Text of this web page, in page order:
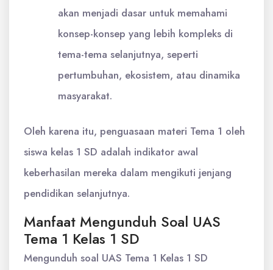
akan menjadi dasar untuk memahami
konsep-konsep yang lebih kompleks di
tema-tema selanjutnya, seperti
pertumbuhan, ekosistem, atau dinamika
masyarakat.
Oleh karena itu, penguasaan materi Tema 1 oleh
siswa kelas 1 SD adalah indikator awal
keberhasilan mereka dalam mengikuti jenjang
pendidikan selanjutnya.
Manfaat Mengunduh Soal UAS
Tema 1 Kelas 1 SD
Mengunduh soal UAS Tema 1 Kelas 1 SD